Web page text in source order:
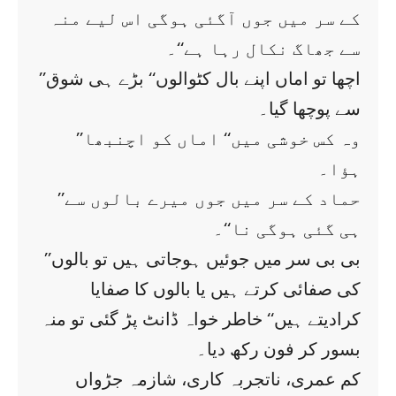
کے سر میں جوں آگئی ہوگی اس لیے منہ
سے جھاگ نکال رہا ہے‘‘۔
’’اچھا تو اماں اپنے بال کٹوالوں‘‘ بڑے ہی شوق
سے پوچھا گیا۔
’’وہ کس خوشی میں‘‘ اماں کو اچنبھا
ہؤا۔
’’حماد کے سر میں جوں میرے بالوں سے
ہی گئی ہوگی نا‘‘۔
’’بی بی سر میں جوئیں ہوجاتی ہیں تو بالوں
کی صفائی کرتے ہیں یا بالوں کا صفایا
کرادیتے ہیں‘‘ خاطر خواہ ڈانٹ پڑ گئی تو منہ
بسور کر فون رکھ دیا۔
کم عمری، ناتجربہ کاری، شازمہ جڑواں